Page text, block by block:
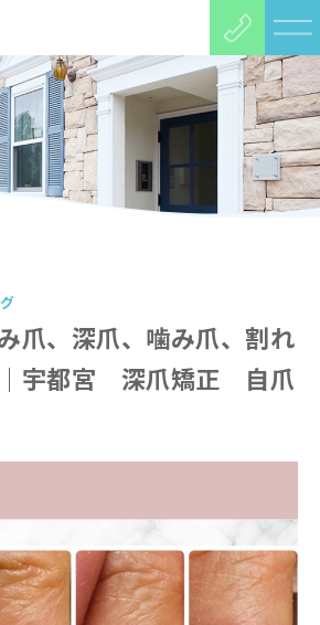
爪、深爪、噛み爪、割れ
宇都宮 深爪矯正 自爪